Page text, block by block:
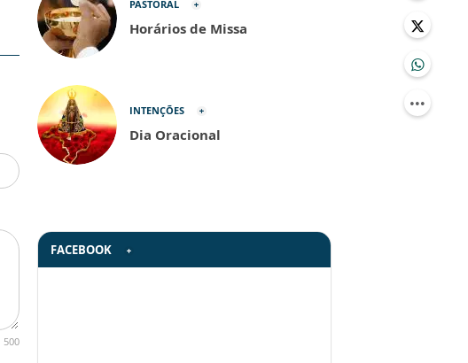
500
PASTORAL
Horários de Missa
INTENÇÕES
Dia Oracional
FACEBOOK